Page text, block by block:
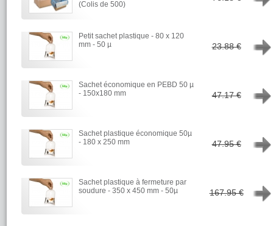
(Colis de 500)
Petit sachet plastique - 80 x 120
mm - 50 µ
23.88 €
Sachet économique en PEBD 50 µ
- 150x180 mm
47.17 €
Sachet plastique économique 50µ
- 180 x 250 mm
47.95 €
Sachet plastique à fermeture par
soudure - 350 x 450 mm - 50µ
167.95 €